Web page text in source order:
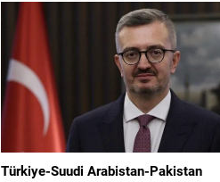
görev yapan 178 tim ve 742 personel,
aktif olarak halkı bilinçlendirdi ve
faaliyetleri gerçekleştirdi. Faaliyetler
bin 315 biçerdöver ve balya...
Türkiye-Suudi Arabistan-Pakistan